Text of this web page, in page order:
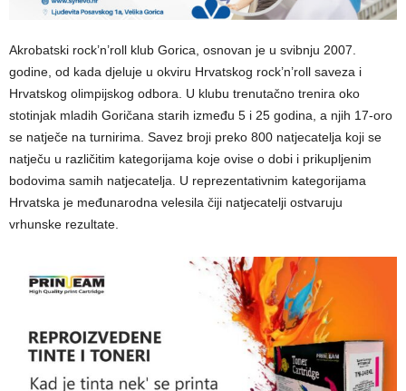
Akrobatski rock’n’roll klub Gorica, osnovan je u svibnju 2007.
godine, od kada djeluje u okviru Hrvatskog rock’n’roll saveza i
Hrvatskog olimpijskog odbora. U klubu trenutačno trenira oko
stotinjak mladih Goričana starih između 5 i 25 godina, a njih 17-oro
se natječe na turnirima. Savez broji preko 800 natjecatelja koji se
natječu u različitim kategorijama koje ovise o dobi i prikupljenim
bodovima samih natjecatelja. U reprezentativnim kategorijama
Hrvatska je međunarodna velesila čiji natjecatelji ostvaruju
vrhunske rezultate.